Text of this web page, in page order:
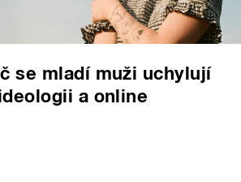
se mladí muži uchylují
a online